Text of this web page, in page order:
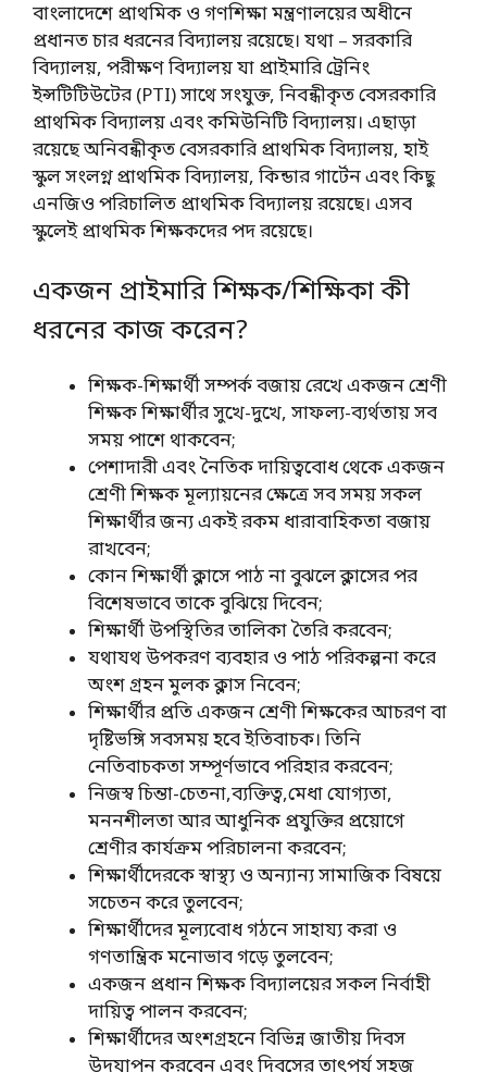
বাংলাদেশে প্রাথমিক ও গণশিক্ষা মন্ত্রণালয়ের অধীনে
প্রধানত চার ধরনের বিদ্যালয় রয়েছে। যথা – সরকারি
বিদ্যালয়, পরীক্ষণ বিদ্যালয় যা প্রাইমারি ট্রেনিং
ইন্সটিটিউটের (PTI) সাথে সংযুক্ত, নিবন্ধীকৃত বেসরকারি
প্রাথমিক বিদ্যালয় এবং কমিউনিটি বিদ্যালয়। এছাড়া
রয়েছে অনিবন্ধীকৃত বেসরকারি প্রাথমিক বিদ্যালয়, হাই
স্কুল সংলগ্ন প্রাথমিক বিদ্যালয়, কিন্ডার গার্টেন এবং কিছু
এনজিও পরিচালিত প্রাথমিক বিদ্যালয় রয়েছে। এসব
স্কুলেই প্রাথমিক শিক্ষকদের পদ রয়েছে।
একজন প্রাইমারি শিক্ষক/শিক্ষিকা কী
ধরনের কাজ করেন?
শিক্ষক-শিক্ষার্থী সম্পর্ক বজায় রেখে একজন শ্রেণী
শিক্ষক শিক্ষার্থীর সুখে-দুখে, সাফল্য-ব্যর্থতায় সব
সময় পাশে থাকবেন;
পেশাদারী এবং নৈতিক দায়িত্ববোধ থেকে একজন
শ্রেণী শিক্ষক মূল্যায়নের ক্ষেত্রে সব সময় সকল
শিক্ষার্থীর জন্য একই রকম ধারাবাহিকতা বজায়
রাখবেন;
কোন শিক্ষার্থী ক্লাসে পাঠ না বুঝলে ক্লাসের পর
বিশেষভাবে তাকে বুঝিয়ে দিবেন;
শিক্ষার্থী উপস্থিতির তালিকা তৈরি করবেন;
যথাযথ উপকরণ ব্যবহার ও পাঠ পরিকল্পনা করে
অংশ গ্রহন মুলক ক্লাস নিবেন;
শিক্ষার্থীর প্রতি একজন শ্রেণী শিক্ষকের আচরণ বা
দৃষ্টিভঙ্গি সবসময় হবে ইতিবাচক। তিনি
নেতিবাচকতা সম্পূর্ণভাবে পরিহার করবেন;
নিজস্ব চিন্তা-চেতনা,ব্যক্তিত্ব,মেধা যোগ্যতা,
মননশীলতা আর আধুনিক প্রযুক্তির প্রয়োগে
শ্রেণীর কার্যক্রম পরিচালনা করবেন;
শিক্ষার্থীদেরকে স্বাস্থ্য ও অন্যান্য সামাজিক বিষয়ে
সচেতন করে তুলবেন;
শিক্ষার্থীদের মূল্যবোধ গঠনে সাহায্য করা ও
গণতান্ত্রিক মনোভাব গড়ে তুলবেন;
একজন প্রধান শিক্ষক বিদ্যালয়ের সকল নির্বাহী
দায়িত্ব পালন করবেন;
শিক্ষার্থীদের অংশগ্রহনে বিভিন্ন জাতীয় দিবস